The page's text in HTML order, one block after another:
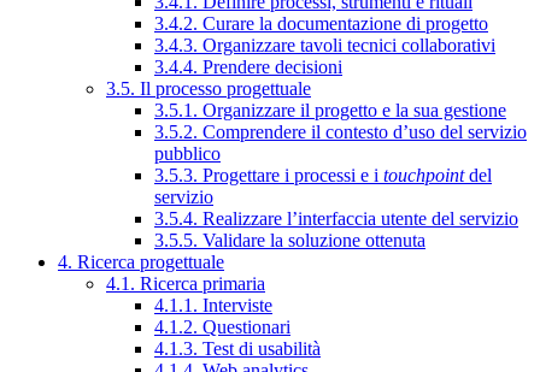
3.4.2. Curare la documentazione di progetto
3.4.3. Organizzare tavoli tecnici collaborativi
3.4.4. Prendere decisioni
3.5. Il processo progettuale
3.5.1. Organizzare il progetto e la sua gestione
3.5.2. Comprendere il contesto d’uso del servizio
pubblico
3.5.3. Progettare i processi e i touchpointdel
servizio
3.5.4. Realizzare l’interfaccia utente del servizio
3.5.5. Validare la soluzione ottenuta
4. Ricerca progettuale
4.1. Ricerca primaria
4.1.1. Interviste
4.1.2. Questionari
4.1.3. Test di usabilità